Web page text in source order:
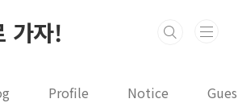
가자!
Profile Notice